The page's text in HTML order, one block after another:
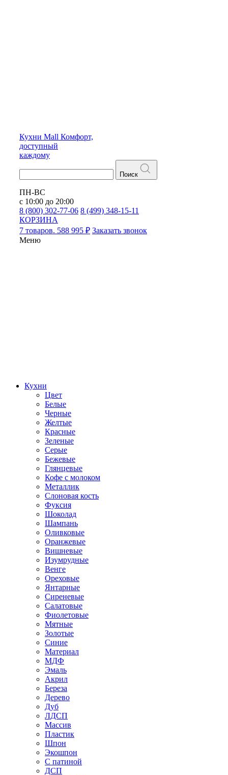
Кухни Mall Комфорт,
доступный
каждому
Поиск
ПН-ВС
с 10:00 до 20:00
8 (800) 302-77-06 8 (499) 348-15-11
КОРЗИНА
7 товаров. 588 995 ₽ Заказать звонок
Меню
Кухни
Цвет
Белые
Черные
Желтые
Красные
Зеленые
Серые
Бежевые
Глянцевые
Кофе с молоком
Металлик
Слоновая кость
Фуксия
Шоколад
Шампань
Оливковые
Оранжевые
Вишневые
Изумрудные
Венге
Ореховые
Янтарные
Сиреневые
Салатовые
Фиолетовые
Мятные
Золотые
Синие
Материал
МДФ
Эмаль
Акрил
Береза
Дерево
Дуб
ЛДСП
Массив
Пластик
Шпон
Экошпон
С патиной
ДСП